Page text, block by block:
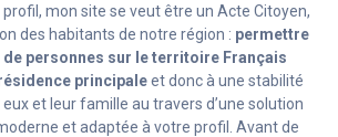
mon site se veut être un Acte Citoyen,
des habitants de notre région : permettre
de personnes sur le territoire Français
principaleet donc à une stabilité
et leur famille au travers d’une solution
et adaptée à votre profil. Avant de